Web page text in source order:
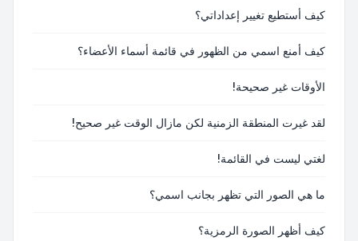
كيف أستطيع تغيير إعداداتي؟
كيف أمنع اسمي من الظهور في قائمة أسماء الأعضاء؟
الأوقات غير صحيحة!
لقد غيرت المنطقة الزمنية لكن مازال الوقت غير صحيح!
لغتي ليست في القائمة!
ما هي الصور التي تظهر بجانب اسمي؟
كيف أظهر الصورة الرمزية؟